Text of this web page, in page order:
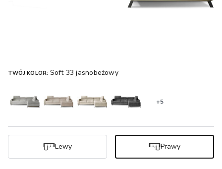
TWÓJ KOLOR: Soft 33 jasnobeżowy
+5
Lewy Prawy